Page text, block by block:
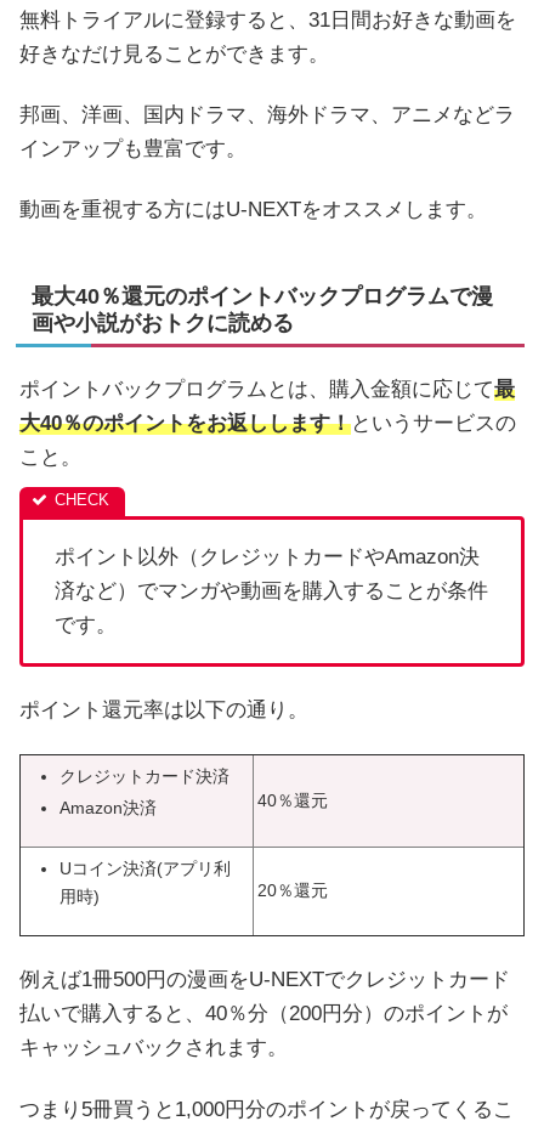
無料トライアルに登録すると、31日間お好きな動画を
好きなだけ見ることができます。
邦画、洋画、国内ドラマ、海外ドラマ、アニメなどラ
インアップも豊富です。
動画を重視する方にはU-NEXTをオススメします。
最大40％還元のポイントバックプログラムで漫
画や小説がおトクに読める
ポイントバックプログラムとは、購入金額に応じて最
大40％のポイントをお返しします！というサービスの
こと。
ポイント以外（クレジットカードやAmazon決
済など）でマンガや動画を購入することが条件
です。
ポイント還元率は以下の通り。
クレジットカード決済
Amazon決済
40％還元
Uコイン決済(アプリ利
用時)
20％還元
例えば1冊500円の漫画をU-NEXTでクレジットカード
払いで購入すると、40％分（200円分）のポイントが
キャッシュバックされます。
つまり5冊買うと1,000円分のポイントが戻ってくるこ